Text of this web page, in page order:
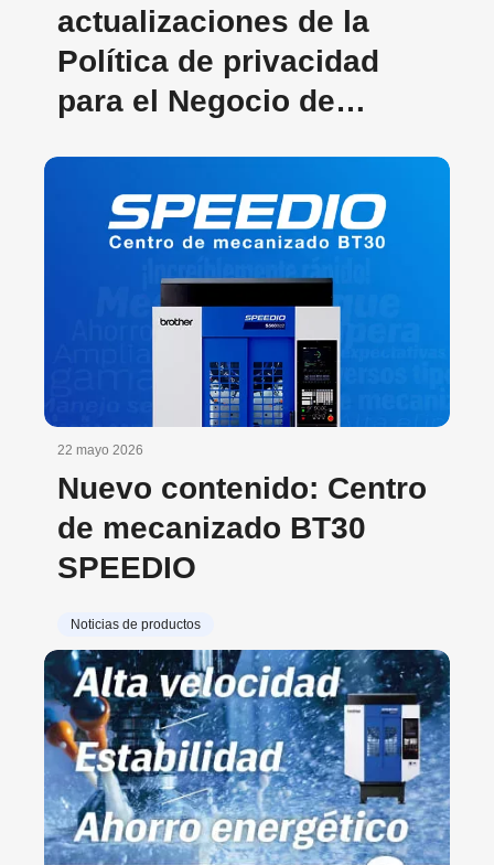
actualizaciones de la
Política de privacidad
para el Negocio de
22 mayo 2026
Nuevo contenido: Centro
de mecanizado BT30
SPEEDIO
Noticias de productos